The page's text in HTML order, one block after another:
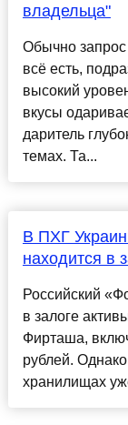
владельца"
Обычно запрос
всё есть,
высокий
вкусы
даритель
темах. Та...
В ПХГ
находится в
Российский
в залоге
Фирташа,
рублей.
хранилищах